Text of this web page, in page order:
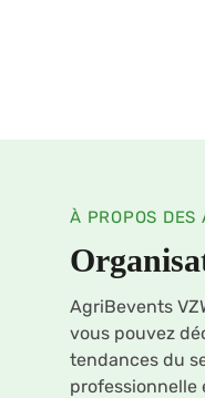
À PROPOS DES
AgriBevents
vous pouvez
tendances du
professionnelle